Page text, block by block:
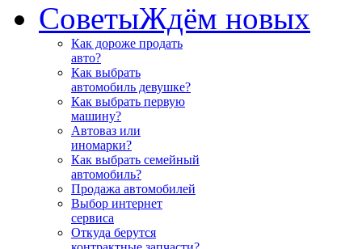
СоветыЖдём новых
Как дороже продать
авто?
Как выбрать
автомобиль девушке?
Как выбрать первую
машину?
Автоваз или
иномарки?
Как выбрать семейный
автомобиль?
Продажа автомобилей
Выбор интернет
сервиса
Откуда берутся